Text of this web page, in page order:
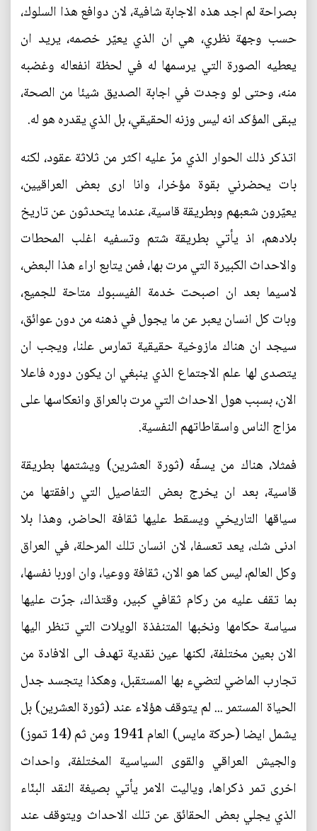
بصراحة لم اجد هذه الاجابة شافية، لان دوافع هذا السلوك،
حسب وجهة نظري، هي ان الذي يعيّر خصمه، يريد ان
يعطيه الصورة التي يرسمها له في لحظة انفعاله وغضبه
منه، وحتى لو وجدت في اجابة الصديق شيئا من الصحة،
يبقى المؤكد انه ليس وزنه الحقيقي، بل الذي يقدره هو له.
اتذكر ذلك الحوار الذي مرّ عليه اكثر من ثلاثة عقود، لكنه
بات يحضرني بقوة مؤخرا، وانا ارى بعض العراقيين،
يعيّرون شعبهم وبطريقة قاسية، عندما يتحدثون عن تاريخ
بلادهم، اذ يأتي بطريقة شتم وتسفيه اغلب المحطات
والاحداث الكبيرة التي مرت بها، فمن يتابع اراء هذا البعض،
لاسيما بعد ان اصبحت خدمة الفيسبوك متاحة للجميع،
وبات كل انسان يعبر عن ما يجول في ذهنه من دون عوائق،
سيجد ان هناك مازوخية حقيقية تمارس علنا، ويجب ان
يتصدى لها علم الاجتماع الذي ينبغي ان يكون دوره فاعلا
الان، بسبب هول الاحداث التي مرت بالعراق وانعكاسها على
مزاج الناس واسقاطاتهم النفسية.
فمثلا، هناك من يسفّه (ثورة العشرين) ويشتمها بطريقة
قاسية، بعد ان يخرج بعض التفاصيل التي رافقتها من
سياقها التاريخي ويسقط عليها ثقافة الحاضر، وهذا بلا
ادنى شك، يعد تعسفا، لان انسان تلك المرحلة، في العراق
وكل العالم، ليس كما هو الان، ثقافة ووعيا، وان اوربا نفسها،
بما تقف عليه من ركام ثقافي كبير، وقتذاك، جرّت عليها
سياسة حكامها ونخبها المتنفذة الويلات التي تنظر اليها
الان بعين مختلفة، لكنها عين نقدية تهدف الى الافادة من
تجارب الماضي لتضيء بها المستقبل، وهكذا يتجسد جدل
الحياة المستمر ... لم يتوقف هؤلاء عند (ثورة العشرين) بل
يشمل ايضا (حركة مايس) العام 1941 ومن ثم (14 تموز)
والجيش العراقي والقوى السياسية المختلفة، واحداث
اخرى تمر ذكراها، وياليت الامر يأتي بصيغة النقد البنّاء
الذي يجلي بعض الحقائق عن تلك الاحداث ويتوقف عند